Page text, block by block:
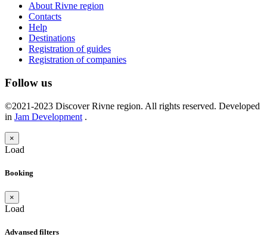
About Rivne region
Contacts
Help
Destinations
Registration of guides
Registration of companies
Follow us
©2021-2023 Discover Rivne region. All rights reserved. Developed
in Jam Development .
×
Load
Booking
×
Load
Advansed filters